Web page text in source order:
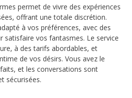
permet de vivre des expériences
offrant une totale discrétion.
à vos préférences, avec des
satisfaire vos fantasmes. Le service
à des tarifs abordables, et
de vos désirs. Vous avez le
et les conversations sont
sécurisées.